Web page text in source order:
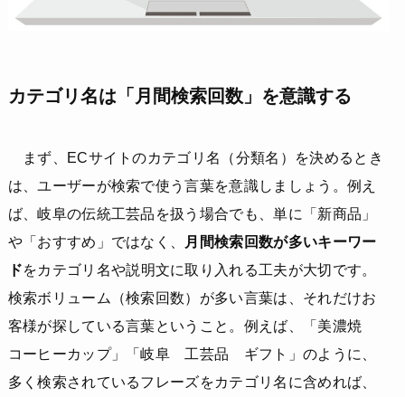
カテゴリ名は「月間検索回数」を意識する
まず、ECサイトのカテゴリ名（分類名）を決めるとき
は、ユーザーが検索で使う言葉を意識しましょう。例え
ば、岐阜の伝統工芸品を扱う場合でも、単に「新商品」
や「おすすめ」ではなく、
月間検索回数が多いキーワー
ドをカテゴリ名や説明文に取り入れる工夫が大切です。
検索ボリューム（検索回数）が多い言葉は、それだけお
客様が探している言葉ということ。例えば、「美濃焼
コーヒーカップ」「岐阜 工芸品 ギフト」のように、
多く検索されているフレーズをカテゴリ名に含めれば、